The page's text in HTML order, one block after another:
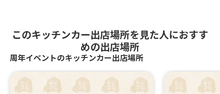
このキッチンカー出店場所を見た人におすす
めの出店場所
周年イベントのキッチンカー出店場所